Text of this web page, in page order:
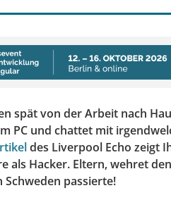
spät von der Arbeit nach
PC und chattet mit
des Liverpool Echo zeigt
als Hacker. Eltern, wehret
Schweden passierte!